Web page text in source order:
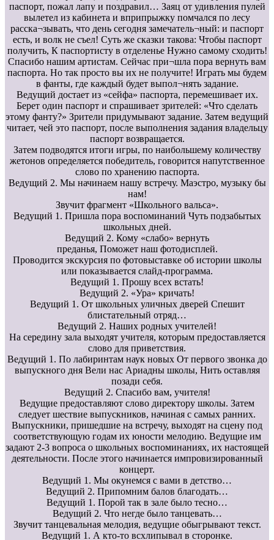
паспорт, пожал лапу и поздравил… Заяц от удивления пулей
вылетел из кабинета и вприпрыжку помчался по лесу
расска¬зывать, что день сегодня замечатель¬ный: и паспорт
есть, и волк не съел! Суть же сказки такова: Чтобы паспорт
получить, К паспортисту в отделенье Нужно самому сходить!
Спасибо нашим артистам. Сейчас при¬шла пора вернуть вам
паспорта. Но так просто вы их не получите! Играть мы будем
в фанты, где каждый будет выпол¬нять задание.
Ведущий достает из «сейфа» паспорта, перемешивает их.
Берет один паспорт и спрашивает зрителей: «Что сделать
этому фанту?» Зрители придумывают задание. Затем ведущий
читает, чей это паспорт, после выполнения задания владельцу
паспорт возвращается.
Затем подводятся итоги игры, по наибольшему количеству
жетонов определяется победитель, говорится напутственное
слово по хранению паспорта.
Ведущий 2. Мы начинаем нашу встречу. Маэстро, музыку бы
нам!
Звучит фрагмент «Школьного вальса».
Ведущий 1. Пришла пора воспоминаний Чуть подзабытых
школьных дней.
Ведущий 2. Кому «слабо» вернуть
преданья, Поможет наш фотодисплей.
Проводится экскурсия по фотовыставке об истории школы
или показывается слайд-программа.
Ведущий 1. Прошу всех встать!
Ведущий 2. «Ура» кричать!
Ведущий 1. От школьных уличных дверей Спешит
блистательный отряд…
Ведущий 2. Наших родных учителей!
На середину зала выходят учителя, которым предоставляется
слово для приветствия.
Ведущий 1. По лабиринтам наук новых От первого звонка до
выпускного дня Вели нас Ариадны школы, Нить оставляя
позади себя.
Ведущий 2. Спасибо вам, учителя!
Ведущие предоставляют слово директору школы. Затем
следует шествие выпускников, начиная с самых ранних.
Выпускники, пришедшие на встречу, выходят на сцену под
соответствующую годам их юности мелодию. Ведущие им
задают 2-3 вопроса о школьных воспоминаниях, их настоящей
деятельности. После этого начинается импровизированный
концерт.
Ведущий 1. Мы окунемся с вами в детство…
Ведущий 2. Припомним балов благодать…
Ведущий 1. Порой так в зале было тесно…
Ведущий 2. Что негде было танцевать…
Звучит танцевальная мелодия, ведущие обыгрывают текст.
Ведущий 1. А кто-то всхлипывал в сторонке.